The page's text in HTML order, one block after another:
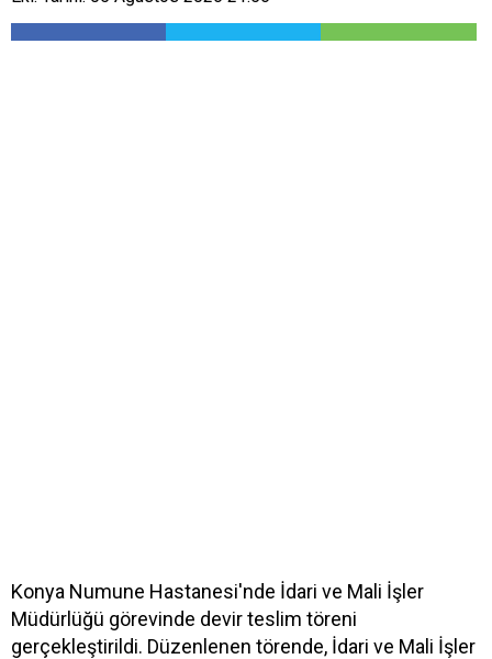
Konya Numune Hastanesi'nde İdari ve Mali İşler
Müdürlüğü görevinde devir teslim töreni
gerçekleştirildi. Düzenlenen törende, İdari ve Mali İşler